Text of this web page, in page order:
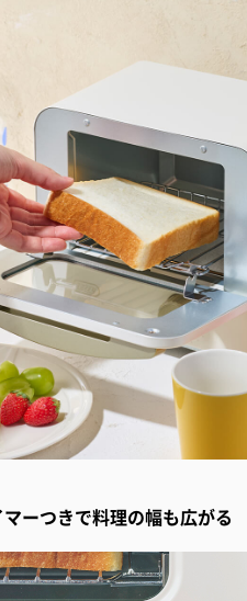
ーつきで料理の幅も広がる